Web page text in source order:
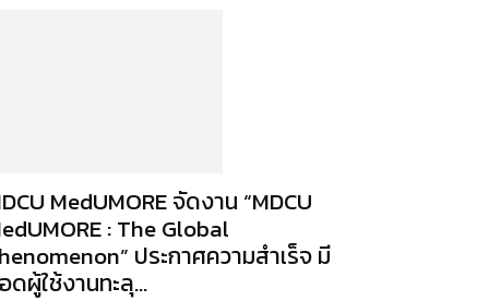
MedUMORE จัดงาน “MDCU
: The Global
ประกาศความสำเร็จ มี
ดผู้ใช้งานทะลุ...